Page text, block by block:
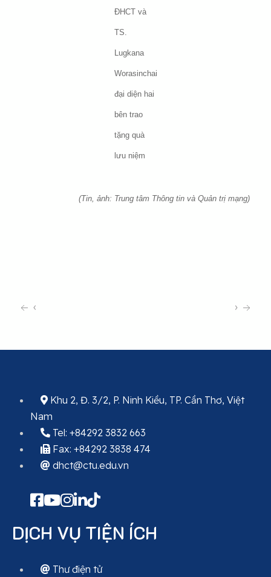
ĐHCT và
TS.
Lugkana
Worasinchai
đại diện hai
bên trao
tặng quà
lưu niệm
(Tin, ảnh: Trung tâm Thông tin và Quản trị mạng)
‹ ›
Khu 2, Đ. 3/2, P. Ninh Kiều, TP. Cần Thơ, Việt
Nam
Tel: +84292 3832 663
Fax: +84292 3838 474
dhct@ctu.edu.vn
DỊCH VỤ TIỆN ÍCH
Thư điện tử